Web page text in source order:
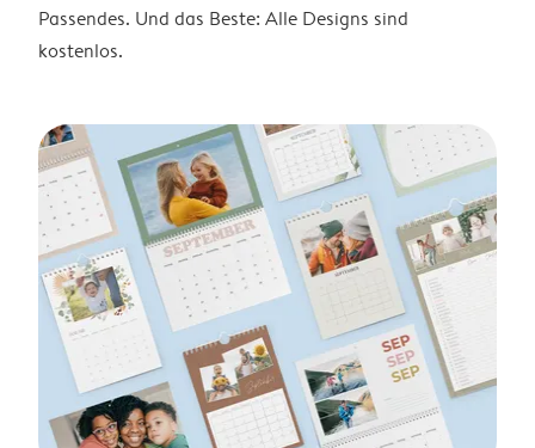
Passendes. Und das Beste: Alle Designs sind
kostenlos.